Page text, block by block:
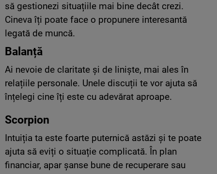
să gestionezi situațiile mai bine decât crezi.
Cineva îți poate face o propunere interesantă
legată de muncă.
Balanță
Ai nevoie de claritate și de liniște, mai ales în
relațiile personale. Unele discuții te vor ajuta să
înțelegi cine îți este cu adevărat aproape.
Scorpion
Intuiția ta este foarte puternică astăzi și te poate
ajuta să eviți o situație complicată. În plan
financiar, apar șanse bune de recuperare sau